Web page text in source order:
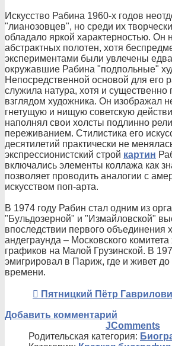
Искусство Рабина 1960-х годов
"лианозовцев", но среди их
обладало яркой характерностью. Он
абстрактных полотен, хотя
экспериментами были увлечены
окружавшие Рабина "подпольные"
Непосредственной основой для его
служила натура, хотя и
взглядом художника. Он изображал
гнетущую и нищую советскую
наполнял свои холсты подлинно
переживанием. Стилистика его
десятилетий практически не
экспрессионистский строй картин
включались элементы коллажа как
позволяет проводить аналогии с
искусством поп-арта.
В 1974 году Рабин стал одним из
"Бульдозерной" и "Измайловской"
впоследствии первого объединения
андеграунда – Московского
графиков на Малой Грузинской. В
эмигрировал в Париж, где и живет
времени.
Пятницкий Пётр
Добавить комментарий
JComments
Родительская категория: